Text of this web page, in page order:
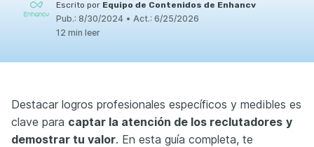
Escrito por Equipo de Contenidos de Enhancv
Pub.: 8/30/2024 • Act.: 6/25/2026
12 min leer
Destacar logros profesionales específicos y medibles es
clave para captar la atención de los reclutadores y
demostrar tu valor. En esta guía completa, te